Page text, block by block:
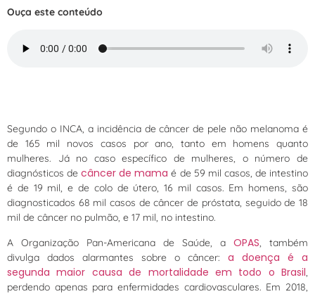
Ouça este conteúdo
Segundo o INCA, a incidência de câncer de pele não melanoma é
de 165 mil novos casos por ano, tanto em homens quanto
mulheres. Já no caso específico de mulheres, o número de
diagnósticos decâncer de mama é de 59 mil casos, de intestino
é de 19 mil, e de colo de útero, 16 mil casos. Em homens, são
diagnosticados 68 mil casos de câncer de próstata, seguido de 18
mil de câncer no pulmão, e 17 mil, no intestino.
A Organização Pan-Americana de Saúde, a OPAS , também
divulga dados alarmantes sobre o câncer: a doença é a
segunda maior causa de mortalidade em todo o Brasil
perdendo apenas para enfermidades cardiovasculares. Em 2018,